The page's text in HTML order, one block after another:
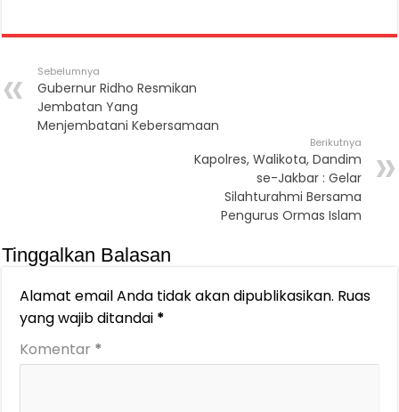
Sebelumnya
Gubernur Ridho Resmikan
Jembatan Yang
Menjembatani Kebersamaan
Berikutnya
Kapolres, Walikota, Dandim
se-Jakbar : Gelar
Silahturahmi Bersama
Pengurus Ormas Islam
Tinggalkan Balasan
Alamat email Anda tidak akan dipublikasikan. Ruas
yang wajib ditandai *
Komentar *